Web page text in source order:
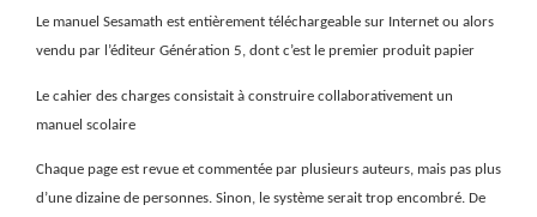
Le manuel Sesamath est entièrement téléchargeable sur Internet ou alors
vendu par l’éditeur Génération 5, dont c’est le premier produit papier
Le cahier des charges consistait à construire collaborativement un
manuel scolaire
Chaque page est revue et commentée par plusieurs auteurs, mais pas plus
d’une dizaine de personnes. Sinon, le système serait trop encombré. De